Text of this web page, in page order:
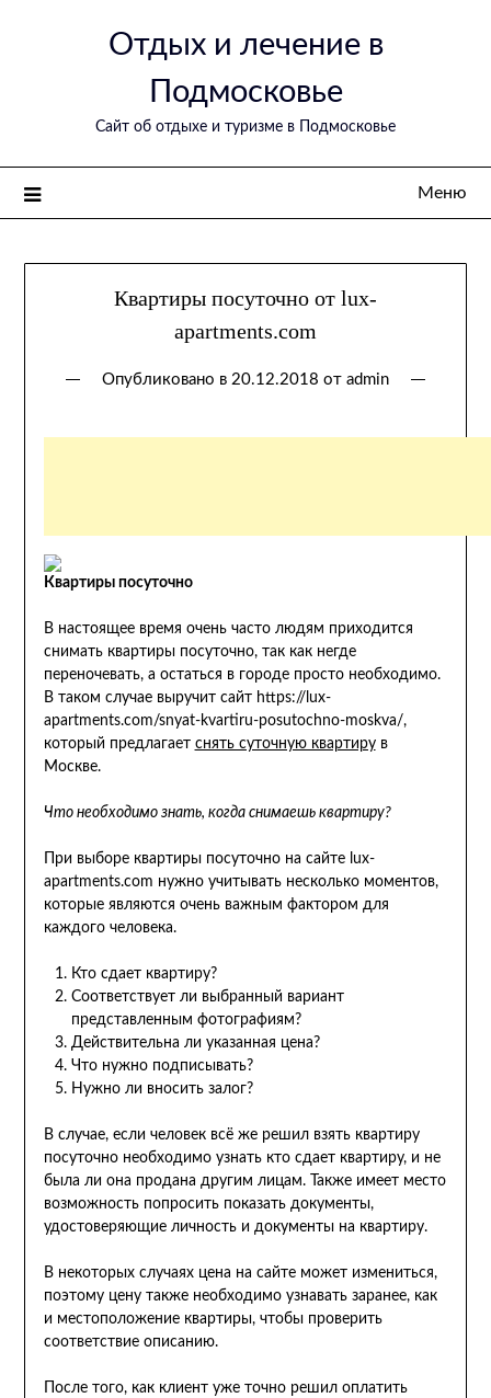
Отдых и лечение в
Подмосковье
Сайт об отдыхе и туризме в Подмосковье
Меню
Квартиры посуточно от lux-
apartments.com
Опубликовано в 20.12.2018 от admin
Квартиры посуточно
В настоящее время очень часто людям приходится
снимать квартиры посуточно, так как негде
переночевать, а остаться в городе просто необходимо.
В таком случае выручит сайт https://lux-
apartments.com/snyat-kvartiru-posutochno-moskva/,
который предлагает снять суточную квартирув
Москве.
Что необходимо знать, когда снимаешь квартиру?
При выборе квартиры посуточно на сайте lux-
apartments.com нужно учитывать несколько моментов,
которые являются очень важным фактором для
каждого человека.
Кто сдает квартиру?
Соответствует ли выбранный вариант
представленным фотографиям?
Действительна ли указанная цена?
Что нужно подписывать?
Нужно ли вносить залог?
В случае, если человек всё же решил взять квартиру
посуточно необходимо узнать кто сдает квартиру, и не
была ли она продана другим лицам. Также имеет место
возможность попросить показать документы,
удостоверяющие личность и документы на квартиру.
В некоторых случаях цена на сайте может измениться,
поэтому цену также необходимо узнавать заранее, как
и местоположение квартиры, чтобы проверить
соответствие описанию.
После того, как клиент уже точно решил оплатить